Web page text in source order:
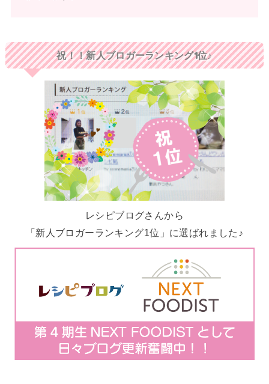
祝！！新人ブロガーランキング1位♪
レシピブログさんから
「新人ブロガーランキング1位」に選ばれました♪